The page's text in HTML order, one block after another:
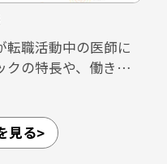
内容を説明する必
が大きくなりがちで
ながら面談を進める
転職活動中の医師に
クの特長や、働きや
一宮・名古屋市守山
多治見・岐阜）の合
見る